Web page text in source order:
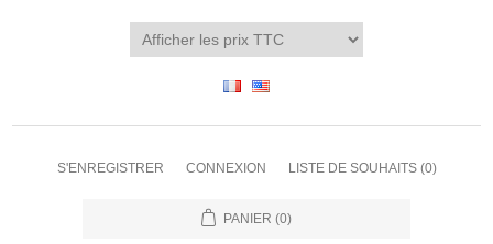
S'ENREGISTRER CONNEXION LISTE DE SOUHAITS (0)
PANIER (0)